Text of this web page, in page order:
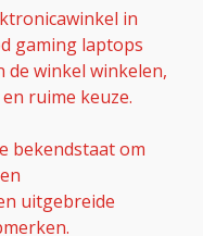
in
gaming laptops
de winkel winkelen,
ruime keuze.
bekendstaat om
uitgebreide